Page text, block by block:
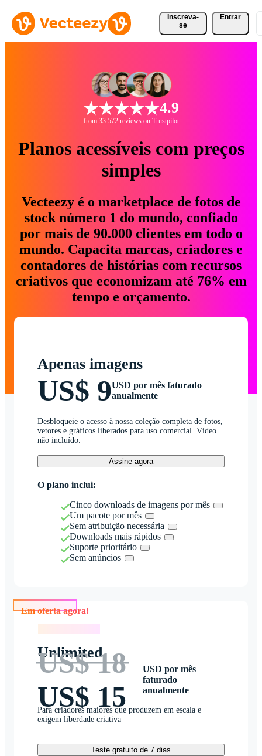
Inscreva-
se
Entrar
4.9
from 33.572 reviews on Trustpilot
Planos acessíveis com preços
simples
Vecteezy é o marketplace de fotos de
stock número 1 do mundo, confiado
por mais de 90.000 clientes em todo o
mundo. Capacita marcas, criadores e
contadores de histórias com recursos
criativos que economizam até 76% em
tempo e orçamento.
Apenas imagens
US$ 9USD por mês faturado
anualmente
Desbloqueie o acesso à nossa coleção completa de fotos,
vetores e gráficos liberados para uso comercial. Vídeo
não incluído.
Assine agora
O plano inclui:
Cinco downloads de imagens por mês
Um pacote por mês
Sem atribuição necessária
Downloads mais rápidos
Suporte prioritário
Sem anúncios
Unlimited
US$ 18
US$ 15
USD por mês
faturado
anualmente
Para criadores maiores que produzem em escala e
exigem liberdade criativa
Teste gratuito de 7 dias